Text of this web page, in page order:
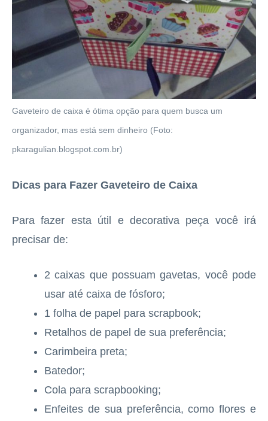
Gaveteiro de caixa é ótima opção para quem busca um
organizador, mas está sem dinheiro (Foto:
pkaragulian.blogspot.com.br)
Dicas para Fazer Gaveteiro de Caixa
Para fazer esta útil e decorativa peça você irá
precisar de:
2 caixas que possuam gavetas, você pode
usar até caixa de fósforo;
1 folha de papel para scrapbook;
Retalhos de papel de sua preferência;
Carimbeira preta;
Batedor;
Cola para scrapbooking;
Enfeites de sua preferência, como flores e